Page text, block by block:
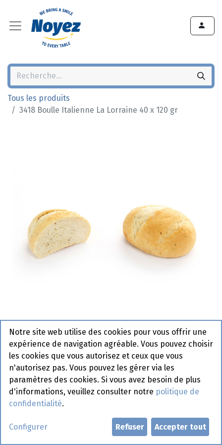
Tous les produits
3418 Boulle Italienne La Lorraine 40 x 120 gr
3418 Boulle Italienne La
Lorraine 40 x 120 gr
Actif
Demander un compte
Notre site web utilise des cookies pour vous offrir une
expérience de navigation agréable. Vous pouvez choisir
les cookies que vous autorisez et ceux que vous
n'autorisez pas. Vous pouvez les gérer via les
paramètres des cookies. Si vous avez besoin de plus
d'informations, veuillez consulter notre politique de
confidentialité.
Configurer Refuser Accepter tout